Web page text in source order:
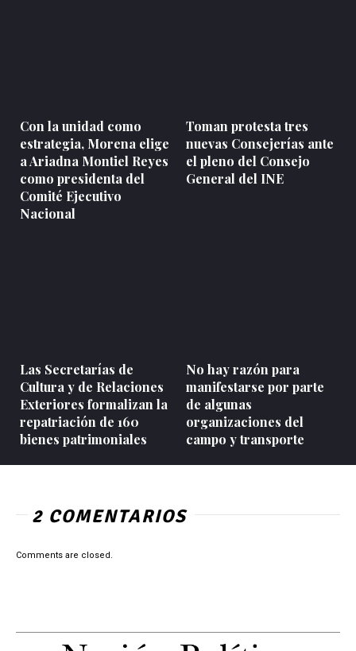
Con la unidad como
estrategia, Morena elige
a Ariadna Montiel Reyes
como presidenta del
Comité Ejecutivo
Nacional
Toman protesta tres
nuevas Consejerías ante
el pleno del Consejo
General del INE
Las Secretarías de
Cultura y de Relaciones
Exteriores formalizan la
repatriación de 160
bienes patrimoniales
No hay razón para
manifestarse por parte
de algunas
organizaciones del
campo y transporte
2 COMENTARIOS
Comments are closed.